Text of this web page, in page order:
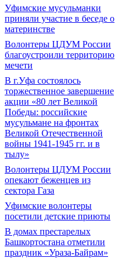
Уфимские мусульманки
приняли участие в беседе о
материнстве
Волонтеры ЦДУМ России
благоустроили территорию
мечети
В г.Уфа состоялось
торжественное завершение
акции «80 лет Великой
Победы: российские
мусульмане на фронтах
Великой Отечественной
войны 1941-1945 гг. и в
тылу»
Волонтеры ЦДУМ России
опекают беженцев из
сектора Газа
Уфимские волонтеры
посетили детские приюты
В домах престарелых
Башкортостана отметили
праздник «Ураза-Байрам»